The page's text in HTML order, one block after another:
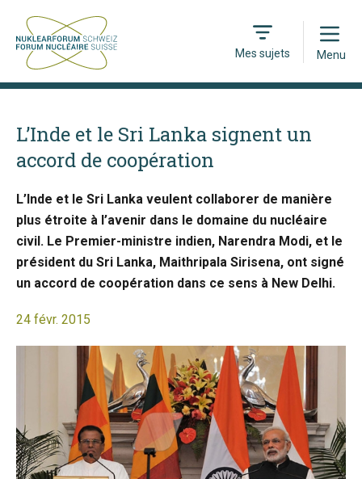
Mes sujets
Open
Menu
L’Inde et le Sri Lanka signent un
accord de coopération
L’Inde et le Sri Lanka veulent collaborer de manière
plus étroite à l’avenir dans le domaine du nucléaire
civil. Le Premier-ministre indien, Narendra Modi, et le
président du Sri Lanka, Maithripala Sirisena, ont signé
un accord de coopération dans ce sens à New Delhi.
24 févr. 2015